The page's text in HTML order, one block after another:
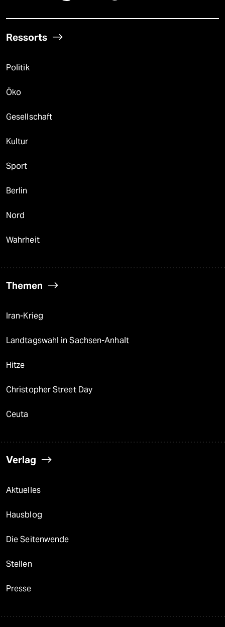
Ressorts
Politik
Öko
Gesellschaft
Kultur
Sport
Berlin
Nord
Wahrheit
Themen
Iran-Krieg
Landtagswahl in Sachsen-Anhalt
Hitze
Christopher Street Day
Ceuta
Verlag
Aktuelles
Hausblog
Die Seitenwende
Stellen
Presse